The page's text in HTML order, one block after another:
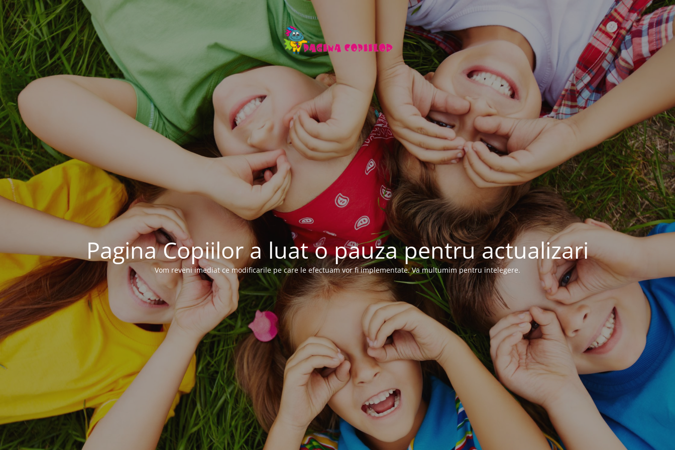
Pagina Copiilor a luat o pauza pentru actualizari
Vom reveni imediat ce modificarile pe care le efectuam vor fi implementate. Va multumim pentru intelegere.